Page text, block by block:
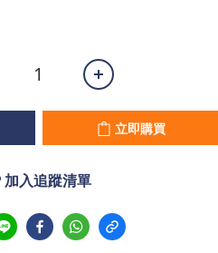
立即購買
加入追蹤清單